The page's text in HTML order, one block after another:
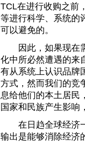
TCL在进行收购之前
等进行科学、系统的
可以避免的。
因此，如果现在需
化中所必然遭遇的来
有从系统上认识品牌
方式，然而我们的竞
息给他们的本土居民
国家和民族产生影响
在日趋全球经济一
输出是能够消除经济